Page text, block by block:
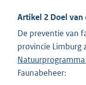
Artikel 2 Doel van
De preventie van
provincie Limburg
Faunabeheer: